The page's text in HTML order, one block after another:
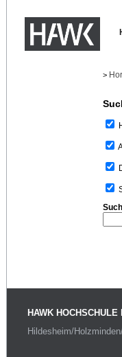
>
HAWK
Hildesheim/